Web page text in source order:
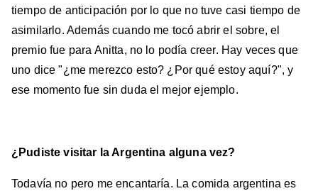
tiempo de anticipación por lo que no tuve casi tiempo de
asimilarlo. Además cuando me tocó abrir el sobre, el
premio fue para Anitta, no lo podía creer. Hay veces que
uno dice "¿me merezco esto? ¿Por qué estoy aquí?", y
ese momento fue sin duda el mejor ejemplo.
¿Pudiste visitar la Argentina alguna vez?
Todavía no pero me encantaría. La comida argentina es